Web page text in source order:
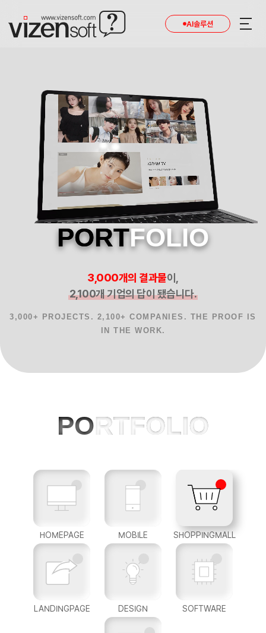
AI솔루션
PORTFOLIO
3,000개의 결과물이,
2,100개 기업의 답이 됐습니다.
3,000+ PROJECTS. 2,100+ COMPANIES. THE PROOF IS
IN THE WORK.
PORTFOLIO
HOMEPAGE MOBILE SHOPPINGMALL
LANDINGPAGE DESIGN SOFTWARE